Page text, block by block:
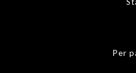
Per